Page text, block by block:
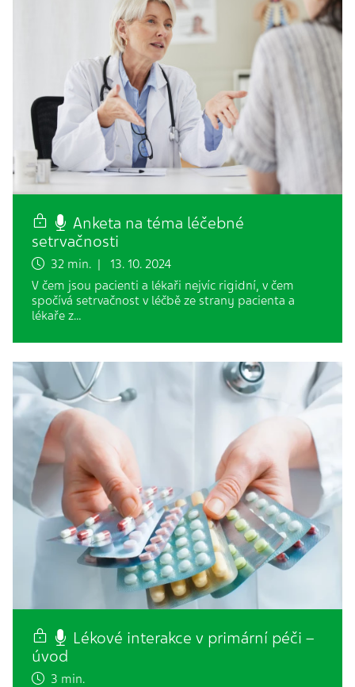
Anketa na téma léčebné
setrvačnosti
32 min. | 13. 10. 2024
V čem jsou pacienti a lékaři nejvíc rigidní, v čem
spočívá setrvačnost v léčbě ze strany pacienta a
lékaře z…
Lékové interakce v primární péči –
úvod
3 min.